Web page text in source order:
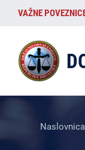
Skoči
sadržaj
VAŽNE
VAŽNE
Naslovnica